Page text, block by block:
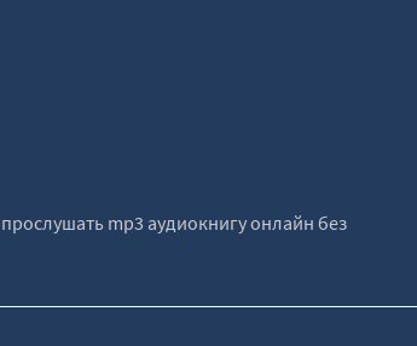
mp3 аудиокнигу онлайн без